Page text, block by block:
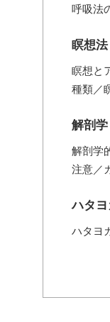
呼吸法
瞑想法
瞑想と
種類／
解剖学
解剖学
注意／
ハタ
ハタヨ